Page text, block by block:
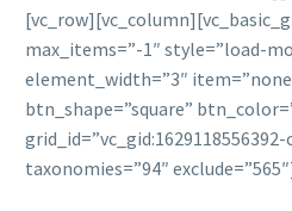
max_items=”-1″ style=”load-
element_width=”3″
btn_shape=”square”
taxonomies=”94″